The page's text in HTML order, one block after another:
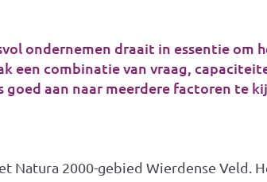
ondernemen draait in essentie om
een combinatie van vraag,
aan naar meerdere factoren te
Natura 2000-gebied Wierdense